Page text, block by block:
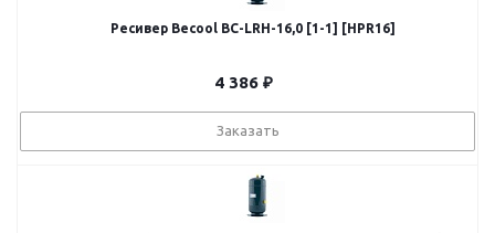
Ресивер Becool BC-LRH-16,0 [1-1] [HPR16]
4 386 ₽
Заказать